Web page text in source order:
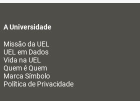
A Universidade
Missão da UEL
UEL em Dados
Vida na UEL
Quem é Quem
Marca Símbolo
Política de Privacidade